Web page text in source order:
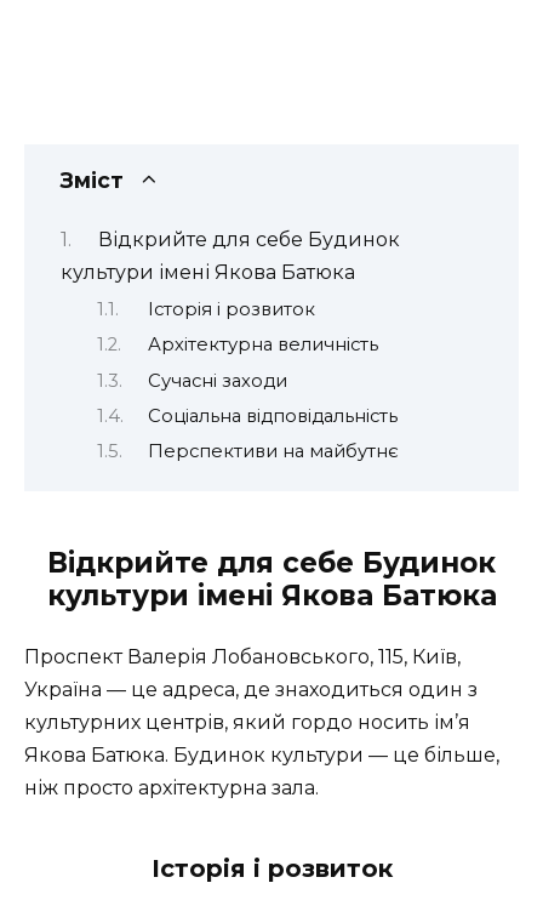
Зміст
Відкрийте для себе Будинок
культури імені Якова Батюка
Історія і розвиток
Архітектурна величність
Сучасні заходи
Соціальна відповідальність
Перспективи на майбутнє
Відкрийте для себе Будинок
культури імені Якова Батюка
Проспект Валерія Лобановського, 115, Київ,
Україна — це адреса, де знаходиться один з
культурних центрів, який гордо носить ім’я
Якова Батюка. Будинок культури — це більше,
ніж просто архітектурна зала.
Історія і розвиток